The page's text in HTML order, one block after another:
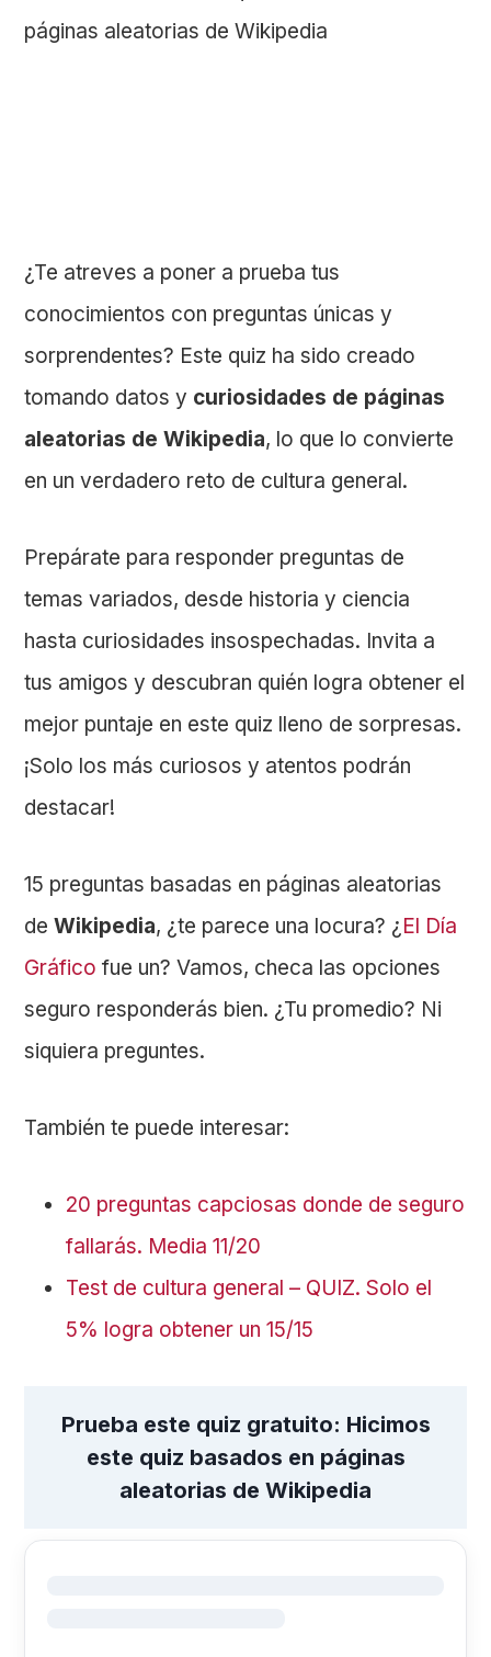
¿Te atreves a poner a prueba tus
conocimientos con preguntas únicas y
sorprendentes? Este quiz ha sido creado
tomando datos y curiosidades de páginas
aleatorias de Wikipedia, lo que lo convierte
en un verdadero reto de cultura general.
Prepárate para responder preguntas de
temas variados, desde historia y ciencia
hasta curiosidades insospechadas. Invita a
tus amigos y descubran quién logra obtener el
mejor puntaje en este quiz lleno de sorpresas.
¡Solo los más curiosos y atentos podrán
destacar!
15 preguntas basadas en páginas aleatorias
deWikipedia, ¿te parece una locura? ¿ El Día
Gráfico fue un? Vamos, checa las opciones
seguro responderás bien. ¿Tu promedio? Ni
siquiera preguntes.
También te puede interesar:
20 preguntas capciosas donde de seguro
fallarás. Media 11/20
Test de cultura general – QUIZ. Solo el
5% logra obtener un 15/15
Prueba este quiz gratuito: Hicimos
este quiz basados en páginas
aleatorias de Wikipedia